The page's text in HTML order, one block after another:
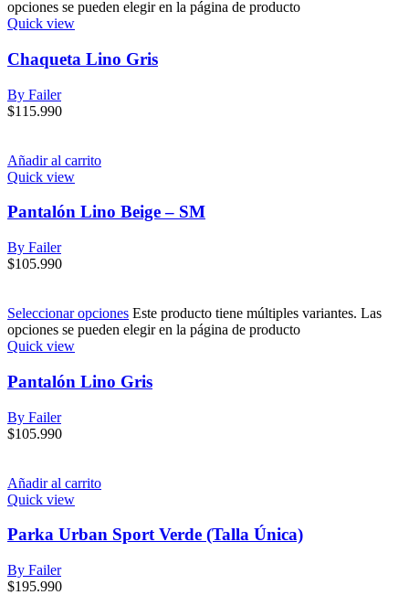
opciones se pueden elegir en la página de producto
Quick view
Chaqueta Lino Gris
By Failer
$115.990
Añadir al carrito
Quick view
Pantalón Lino Beige – SM
By Failer
$105.990
Seleccionar opciones Este producto tiene múltiples variantes. Las
opciones se pueden elegir en la página de producto
Quick view
Pantalón Lino Gris
By Failer
$105.990
Añadir al carrito
Quick view
Parka Urban Sport Verde (Talla Única)
By Failer
$195.990